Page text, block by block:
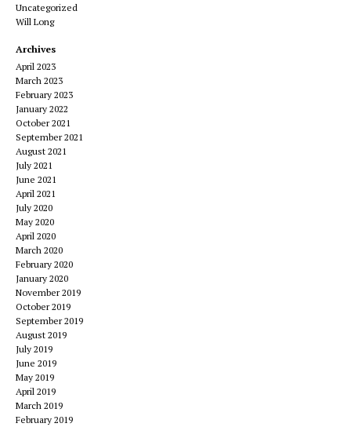
Uncategorized
Will Long
Archives
April 2023
March 2023
February 2023
January 2022
October 2021
September 2021
August 2021
July 2021
June 2021
April 2021
July 2020
May 2020
April 2020
March 2020
February 2020
January 2020
November 2019
October 2019
September 2019
August 2019
July 2019
June 2019
May 2019
April 2019
March 2019
February 2019